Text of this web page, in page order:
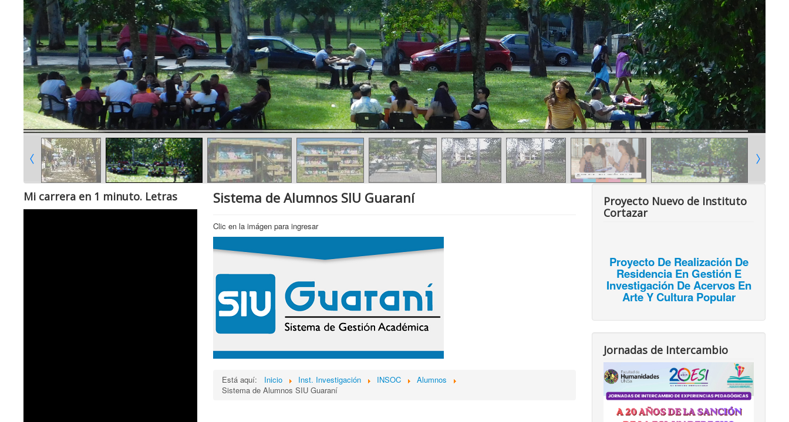
Mi carrera en 1 minuto. Letras Sistema de Alumnos SIU Guaraní
Clic en la imágen para ingresar
Está aquí: Inicio Inst. Investigación INSOC
Alumnos
Sistema de Alumnos SIU Guaraní
Proyecto Nuevo de Instituto
Cortazar
Proyecto De Realización De
Residencia En Gestión E
Investigación De Acervos En
Arte Y Cultura Popular
Jornadas de Intercambio